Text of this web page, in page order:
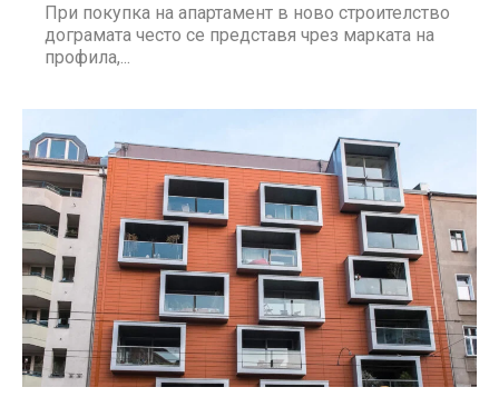
При покупка на апартамент в ново строителство
дограмата често се представя чрез марката на
профила,...